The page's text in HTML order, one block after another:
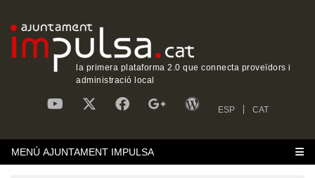
la primera plataforma 2.0 que connecta proveïdors i
administració local
ESP CAT
MENÚ AJUNTAMENT IMPULSA